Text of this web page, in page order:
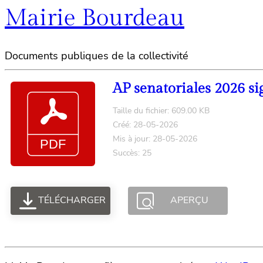
Mairie Bourdeau
Documents publiques de la collectivité
AP senatoriales 2026
Taille du fichier: 609.00 KB
Créé: 28-05-2026
Mis à jour: 28-05-2026
Succès: 25
TÉLÉCHARGER APERÇU